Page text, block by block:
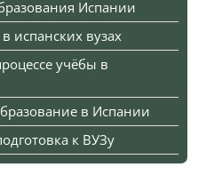
Испании
испанских вузах
учёбы в
в Испании
к ВУЗу